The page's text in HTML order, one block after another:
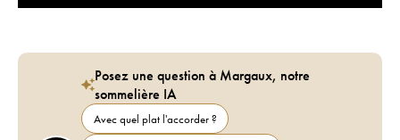
Posez une question à Margaux, notre
sommelière IA
Avec quel plat l'accorder ?